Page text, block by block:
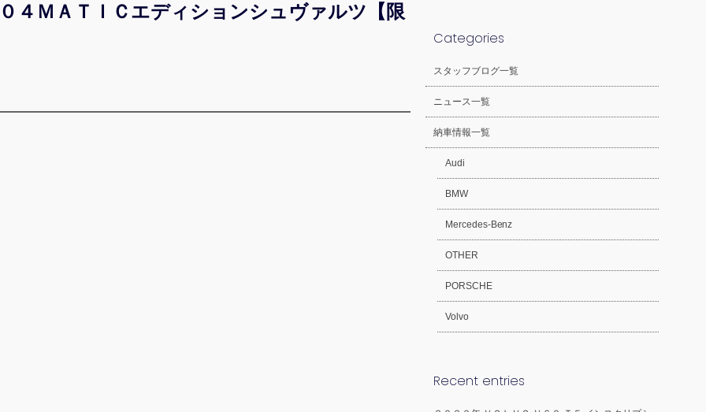
４ＭＡＴＩＣエディションシュヴァルツ【限
Categories
スタッフブログ一覧
ニュース一覧
納車情報一覧
Audi
BMW
Mercedes-Benz
OTHER
PORSCHE
Volvo
Recent entries